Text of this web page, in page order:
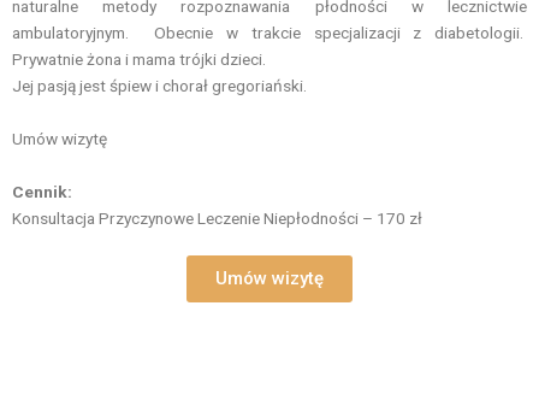
naturalne metody rozpoznawania płodności w lecznictwie
ambulatoryjnym. Obecnie w trakcie specjalizacji z diabetologii.
Prywatnie żona i mama trójki dzieci.
Jej pasją jest śpiew i chorał gregoriański.
Umów wizytę
Cennik:
Konsultacja Przyczynowe Leczenie Niepłodności – 170 zł
Umów wizytę